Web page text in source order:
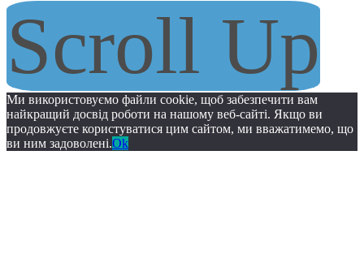
Scroll Up
Ми використовуємо файли cookie, щоб забезпечити вам
найкращий досвід роботи на нашому веб-сайті. Якщо ви
продовжуєте користуватися цим сайтом, ми вважатимемо, що
ви ним задоволені.Ok